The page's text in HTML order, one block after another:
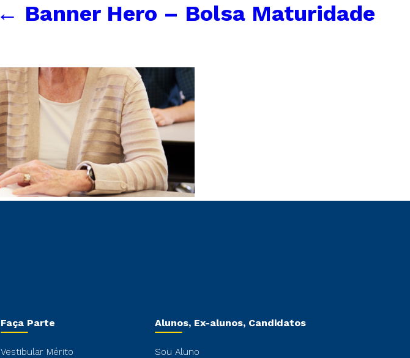
← Banner Hero – Bolsa Maturidade
Faça Parte
Vestibular Mérito
Alunos, Ex-alunos, Candidatos
Sou Aluno